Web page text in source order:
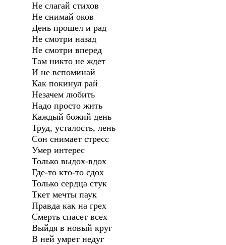
Не слагай стихов
Не снимай оков
День прошел и рад
Не смотри назад
Не смотри вперед
Там никто не ждет
И не вспоминай
Как покинул рай
Незачем любить
Надо просто жить
Каждый божий день
Труд, усталость, лень
Сон снимает стресс
Умер интерес
Только выдох-вдох
Где-то кто-то сдох
Только сердца стук
Ткет мечты паук
Правда как на грех
Смерть спасет всех
Выйдя в новый круг
В ней умрет недуг